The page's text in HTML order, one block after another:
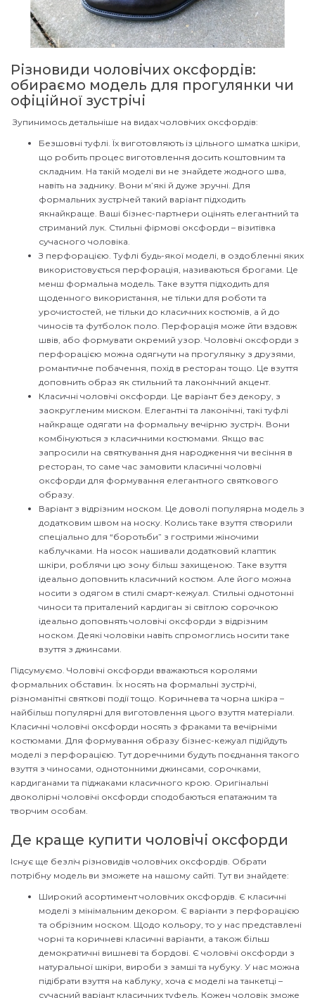
Різновиди чоловічих оксфордів:
обираємо модель для прогулянки чи
офіційної зустрічі
Зупинимось детальніше на видах чоловічих оксфордів:
Безшовні туфлі. Їх виготовляють із цільного шматка шкіри,
що робить процес виготовлення досить коштовним та
складним. На такій моделі ви не знайдете жодного шва,
навіть на заднику. Вони м’які й дуже зручні. Для
формальних зустрічей такий варіант підходить
якнайкраще. Ваші бізнес-партнери оцінять елегантний та
стриманий лук. Стильні фірмові оксфорди – візитівка
сучасного чоловіка.
З перфорацією. Туфлі будь-якої моделі, в оздобленні яких
використовується перфорація, називаються брогами. Це
менш формальна модель. Таке взуття підходить для
щоденного використання, не тільки для роботи та
урочистостей, не тільки до класичних костюмів, а й до
чиносів та футболок поло. Перфорація може йти вздовж
швів, або формувати окремий узор. Чоловічі оксфорди з
перфорацією можна одягнути на прогулянку з друзями,
романтичне побачення, похід в ресторан тощо. Це взуття
доповнить образ як стильний та лаконічний акцент.
Класичні чоловічі оксфорди. Це варіант без декору, з
заокругленим миском. Елегантні та лаконічні, такі туфлі
найкраще одягати на формальну вечірню зустріч. Вони
комбінуються з класичними костюмами. Якщо вас
запросили на святкування дня народження чи весіння в
ресторан, то саме час замовити класичні чоловічі
оксфорди для формування елегантного святкового
образу.
Варіант з відрізним носком. Це доволі популярна модель з
додатковим швом на носку. Колись таке взуття створили
спеціально для “боротьби” з гострими жіночими
каблучками. На носок нашивали додатковий клаптик
шкіри, роблячи цю зону більш захищеною. Таке взуття
ідеально доповнить класичний костюм. Але його можна
носити з одягом в стилі смарт-кежуал. Стильні однотонні
чиноси та приталений кардиган зі світлою сорочкою
ідеально доповнять чоловічі оксфорди з відрізним
носком. Деякі чоловіки навіть спромоглись носити таке
взуття з джинсами.
Підсумуємо. Чоловічі оксфорди вважаються королями
формальних обставин. Їх носять на формальні зустрічі,
різноманітні святкові події тощо. Коричнева та чорна шкіра –
найбільш популярні для виготовлення цього взуття матеріали.
Класичні чоловічі оксфорди носять з фраками та вечірніми
костюмами. Для формування образу бізнес-кежуал підійдуть
моделі з перфорацією. Тут доречними будуть поєднання такого
взуття з чиносами, однотонними джинсами, сорочками,
кардиганами та піджаками класичного крою. Оригінальні
двоколірні чоловічі оксфорди сподобаються епатажним та
творчим особам.
Де краще купити чоловічі оксфорди
Існує ще безліч різновидів чоловічих оксфордів. Обрати
потрібну модель ви зможете на нашому сайті. Тут ви знайдете:
Широкий асортимент чоловічих оксфордів. Є класичні
моделі з мінімальним декором. Є варіанти з перфорацією
та обрізним носком. Щодо кольору, то у нас представлені
чорні та коричневі класичні варіанти, а також більш
демократичні вишневі та бордові. Є чоловічі оксфорди з
натуральної шкіри, вироби з замші та нубуку. У нас можна
підібрати взуття на каблуку, хоча є моделі на танкетці –
сучасний варіант класичних туфель. Кожен чоловік зможе